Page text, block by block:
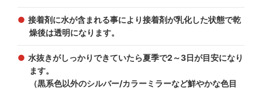
接着剤に水が含まれる事により接着剤が乳化した状態で乾
燥後は透明になります。
水抜きがしっかりできていたら夏季で2～3日が目安になり
ます。
（黒系色以外のシルバー/カラーミラーなど鮮やかな色目